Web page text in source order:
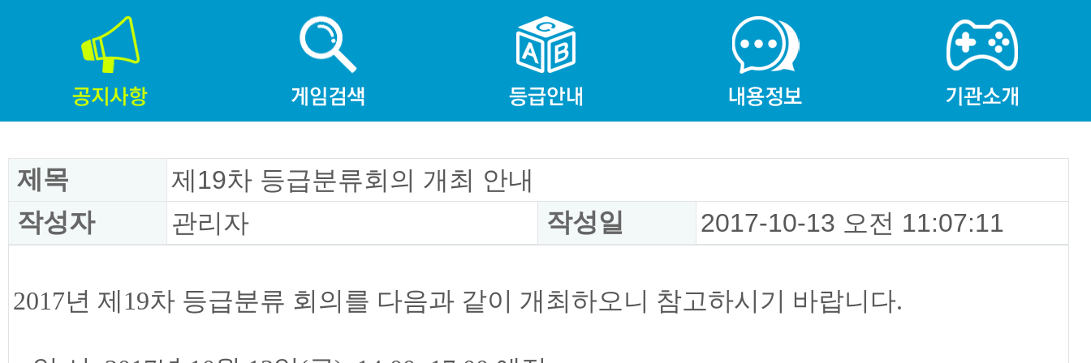
제목
제19차 등급분류회의 개최 안내
작성자
관리자 작성일 2017-10-13 오전 11:07:11
2017년 제19차 등급분류 회의를 다음과 같이 개최하오니 참고하시기 바랍니다.